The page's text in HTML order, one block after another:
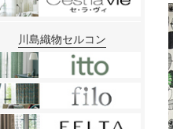
川島織物セルコン